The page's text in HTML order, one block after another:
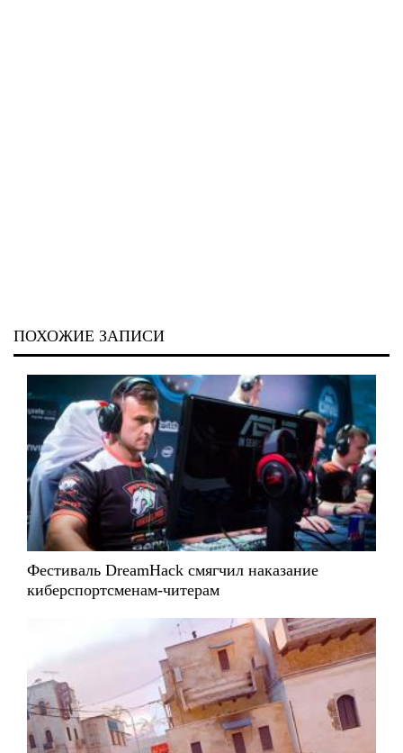
ПОХОЖИЕ ЗАПИСИ
Фестиваль DreamHack смягчил наказание
киберспортсменам-читерам